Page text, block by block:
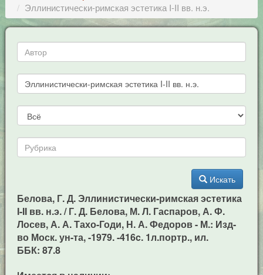
Эллинистически-римская эстетика I-II вв. н.э.
Искать
Белова, Г. Д. Эллинистически-римская эстетика
I-II вв. н.э. / Г. Д. Белова, М. Л. Гаспаров, А. Ф.
Лосев, А. А. Тахо-Годи, Н. А. Федоров - М.: Изд-
во Моск. ун-та, -1979. -416c. 1л.портр., ил.
ББК: 87.8